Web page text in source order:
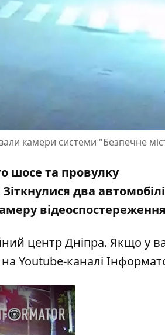
камери системи "Безпечне
шосе та провулку
два
центр Дніпра. Якщо у
Youtube-каналі